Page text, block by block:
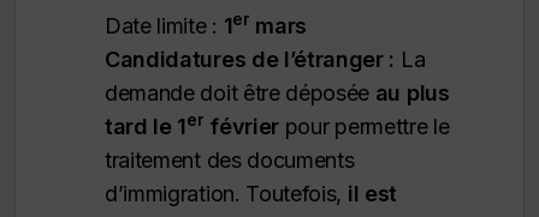
Date limite : 1er mars
Candidatures de l’étranger : La
demande doit être déposée au plus
tard le 1er février pour permettre le
traitement des documents
d’immigration. Toutefois, il est